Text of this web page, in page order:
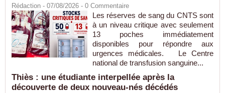
Rédaction - 07/08/2026 - 0 Commentaire
Les réserves de sang du CNTS sont
à un niveau critique avec seulement
13 poches immédiatement
disponibles pour répondre aux
urgences médicales. Le Centre
national de transfusion sanguine...
Thiès : une étudiante interpellée après la
découverte de deux nouveau-nés décédés